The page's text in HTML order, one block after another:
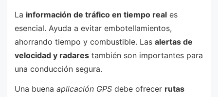
La información de tráfico en tiempo real es
esencial. Ayuda a evitar embotellamientos,
ahorrando tiempo y combustible. Las alertas de
velocidad y radares también son importantes para
una conducción segura.
Una buena aplicación GPS debe ofrecer rutas